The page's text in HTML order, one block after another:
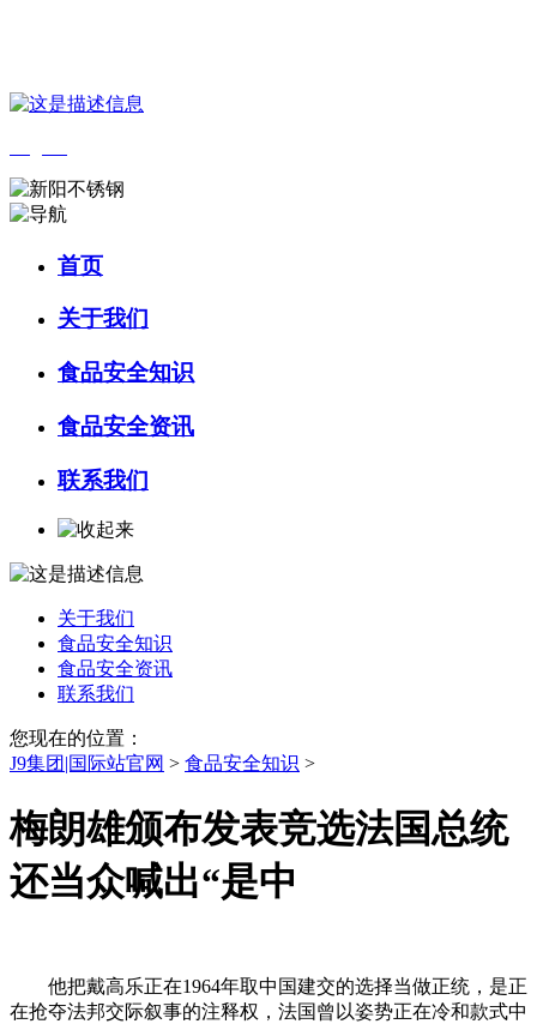
首页
关于我们
食品安全知识
食品安全资讯
联系我们
关于我们
食品安全知识
食品安全资讯
联系我们
您现在的位置：
J9集团|国际站官网 > 食品安全知识 >
梅朗雄颁布发表竞选法国总统
还当众喊出“是中
他把戴高乐正在1964年取中国建交的选择当做正统，是正
在抢夺法邦交际叙事的注释权，法国曾以姿势正在冷和款式中